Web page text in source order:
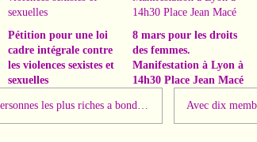
Pétition pour une loi
cadre intégrale contre
les violences sexistes et
sexuelles
8 mars pour les droits
des femmes.
Manifestation à Lyon à
14h30 Place Jean Macé
La fortune des 500 personnes les plus riches a bondi de 1.500 milliards de dollars en 2023